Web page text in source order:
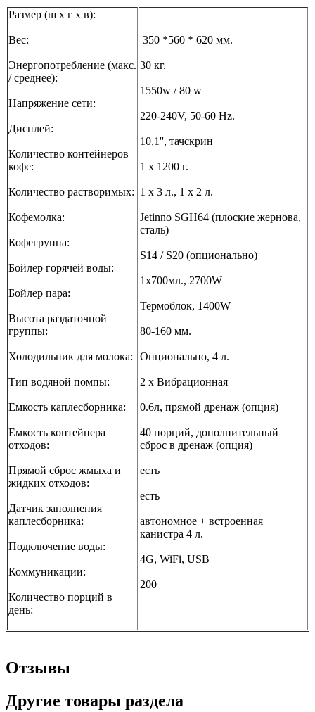
Размер (ш х г х в):
Вес:
Энергопотребление (макс.
/ среднее):
Напряжение сети:
Дисплей:
Количество контейнеров
кофе:
Количество растворимых:
Кофемолка:
Кофегруппа:
Бойлер горячей воды:
Бойлер пара:
Высота раздаточной
группы:
Холодильник для молока:
Тип водяной помпы:
Емкость каплесборника:
Емкость контейнера
отходов:
Прямой сброс жмыха и
жидких отходов:
Датчик заполнения
каплесборника:
Подключение воды:
Коммуникации:
Количество порций в
день:
350 *560 * 620 мм.
30 кг.
1550w / 80 w
220-240V, 50-60 Hz.
10,1'', тачскрин
1 х 1200 г.
1 х 3 л., 1 х 2 л.
Jetinno SGH64 (плоские жернова,
сталь)
S14 / S20 (опционально)
1x700мл., 2700W
Термоблок, 1400W
80-160 мм.
Опционально, 4 л.
2 х Вибрационная
0.6л, прямой дренаж (опция)
40 порций, дополнительный
сброс в дренаж (опция)
есть
есть
автономное + встроенная
канистра 4 л.
4G, WiFi, USB
200
Отзывы
Другие товары раздела